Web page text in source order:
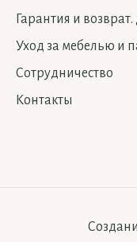
Гарантия и
Уход за мебелью и
Сотрудничество
Контакты